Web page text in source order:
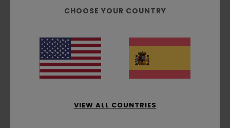
Mostrar original - Français
Comodidad: 5/5 Relación calidad-precio
perfectaMaterial: 5/5 Color
Recomiendo este producto
5/5
CHOOSE YOUR COUNTRY
VIEW ALL COUNTRIES